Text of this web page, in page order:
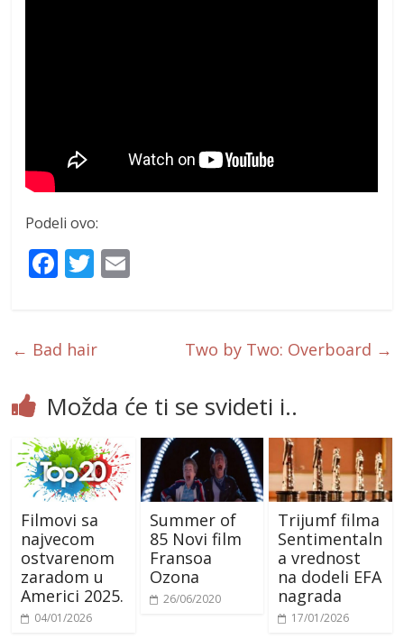
Podeli ovo:
F
ac
b
o
k
T
w
er
← Bad hair Two by Two: Overboard →
Možda će ti se svideti i..
Filmovi sa
najvecom
ostvarenom
zaradom u
Americi 2025.
04/01/2026
Summer of
85 Novi film
Fransoa
Ozona
26/06/2020
Trijumf filma
Sentimentaln
a vrednost
na dodeli EFA
nagrada
17/01/2026